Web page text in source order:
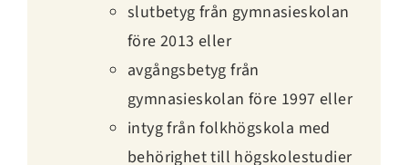
slutbetyg från gymnasieskolan
före 2013 eller
avgångsbetyg från
gymnasieskolan före 1997 eller
intyg från folkhögskola med
behörighet till högskolestudier